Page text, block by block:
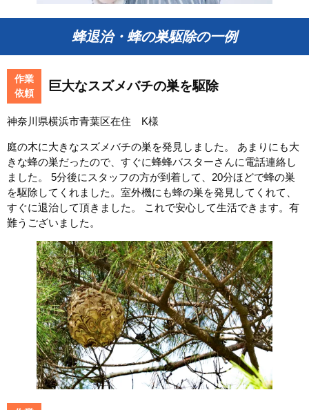
蜂退治・蜂の巣駆除の一例
作業
依頼
巨大なスズメバチの巣を駆除
神奈川県横浜市青葉区在住 K様
庭の木に大きなスズメバチの巣を発見しました。 あまりにも大
きな蜂の巣だったので、すぐに蜂蜂バスターさんに電話連絡し
ました。 5分後にスタッフの方が到着して、20分ほどで蜂の巣
を駆除してくれました。室外機にも蜂の巣を発見してくれて、
すぐに退治して頂きました。 これで安心して生活できます。有
難うございました。